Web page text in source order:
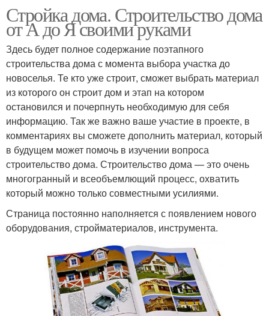
Стройка дома. Строительство дома
от А до Я своими руками
Здесь будет полное содержание поэтапного
строительства дома с момента выбора участка до
новоселья. Те кто уже строит, сможет выбрать материал
из которого он строит дом и этап на котором
остановился и почерпнуть необходимую для себя
информацию. Так же важно ваше участие в проекте, в
комментариях вы сможете дополнить материал, который
в будущем может помочь в изучении вопроса
строительство дома. Строительство дома — это очень
многогранный и всеобъемлющий процесс, охватить
который можно только совместными усилиями.
Страница постоянно наполняется с появлением нового
оборудования, стройматериалов, инструмента.